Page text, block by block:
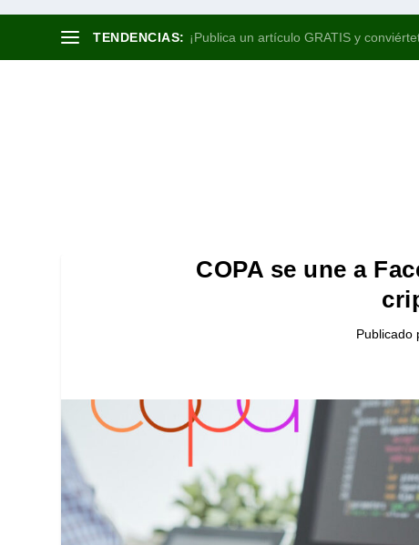
TENDENCIAS: ¡Publica un artículo GRATIS y
COPA se une a
Publicado